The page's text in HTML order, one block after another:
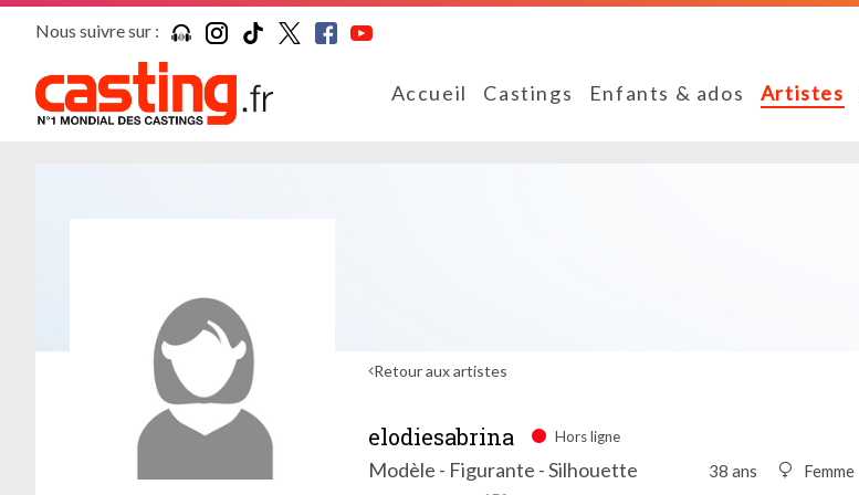
Nous suivre sur :
Accueil Castings Enfants & ados Artistes
Retour aux artistes
elodiesabrina Hors ligne
Modèle - Figurante - Silhouette 38 ans Femme